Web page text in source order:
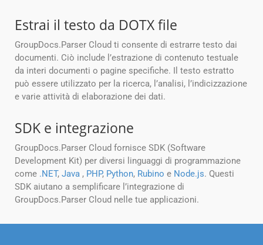
Estrai il testo da DOTX file
GroupDocs.Parser Cloud ti consente di estrarre testo dai
documenti. Ciò include l’estrazione di contenuto testuale
da interi documenti o pagine specifiche. Il testo estratto
può essere utilizzato per la ricerca, l’analisi, l’indicizzazione
e varie attività di elaborazione dei dati.
SDK e integrazione
GroupDocs.Parser Cloud fornisce SDK (Software
Development Kit) per diversi linguaggi di programmazione
come .NET, Java , PHP, Python, Rubino e Node.js. Questi
SDK aiutano a semplificare l’integrazione di
GroupDocs.Parser Cloud nelle tue applicazioni.